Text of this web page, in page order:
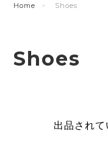
Home Shoes
Shoes
出品されて